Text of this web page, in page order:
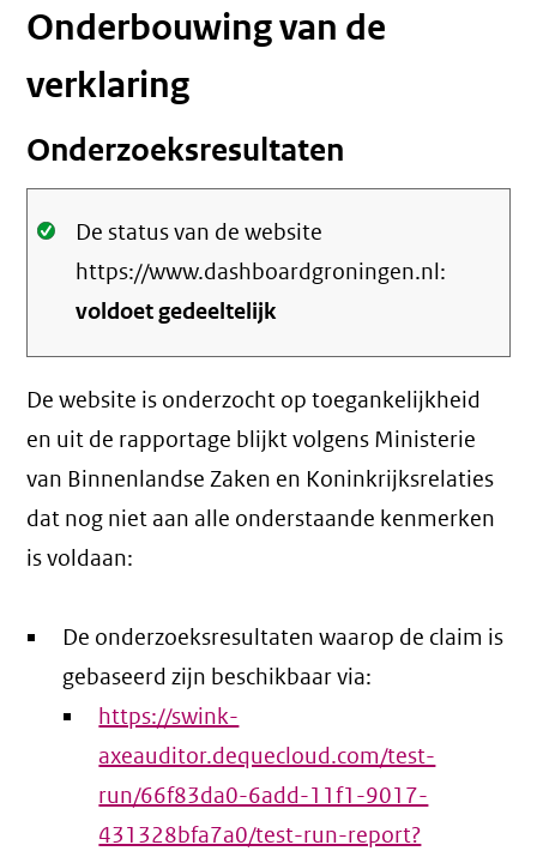
Onderbouwing van de
verklaring
Onderzoeksresultaten
Oké.
De status van de website
https://www.dashboardgroningen.nl:
voldoet gedeeltelijk
De website is onderzocht op toegankelijkheid
en uit de rapportage blijkt volgens Ministerie
van Binnenlandse Zaken en Koninkrijksrelaties
dat nog niet aan alle onderstaande kenmerken
is voldaan:
De onderzoeksresultaten waarop de claim is
gebaseerd zijn beschikbaar via:
https://swink-
axeauditor.dequecloud.com/test-
run/66f83da0-6add-11f1-9017-
431328bfa7a0/test-run-report?